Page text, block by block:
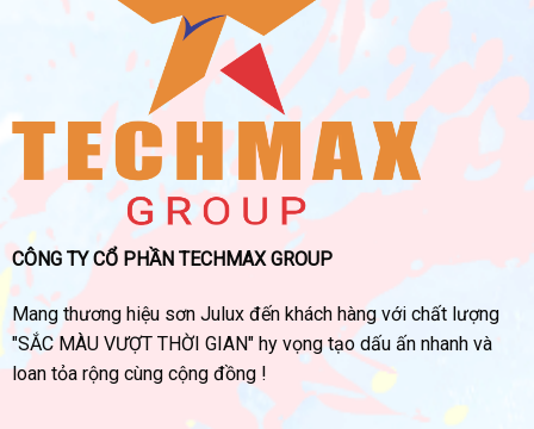
CÔNG TY CỔ PHẦN TECHMAX GROUP
Mang thương hiệu sơn Julux đến khách hàng với chất lượng
"SẮC MÀU VƯỢT THỜI GIAN" hy vọng tạo dấu ấn nhanh và
loan tỏa rộng cùng cộng đồng !